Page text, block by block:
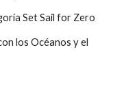
Set Sail for Zero
los Océanos y el